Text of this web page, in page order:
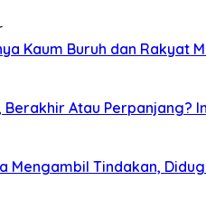
Kaum Buruh dan Rakyat
Berakhir Atau Perpanjang?
Mengambil Tindakan,